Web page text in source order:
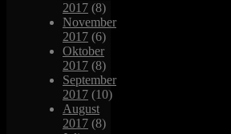
2017 (8)
November
2017 (6)
Oktober
2017 (8)
September
2017 (10)
August
2017 (8)